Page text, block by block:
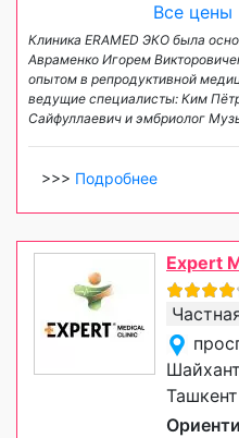
Все цены
Клиника ERAMED ЭКО была
Авраменко Игорем
опытом в репродуктивной
ведущие специалисты: Ким
Сайфуллаевич и эмбриолог
>>> Подробнее
Expert
Ташкент